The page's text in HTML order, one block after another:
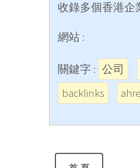
收錄多個香港企
網站 :
關鍵字 : 公司
backlinks